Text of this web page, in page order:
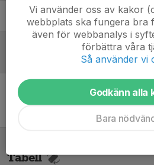
Emir BozkurtHuvudcoach
Tabell
Vi använder oss av kakor
webbplats ska fungera bra
även för webbanalys i
förbättra våra
Så använder vi
Godkänn alla
Bara